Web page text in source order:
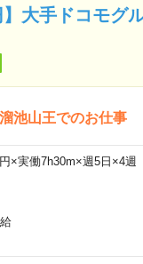
大手ドコモグ
池山王でのお仕事
×実働7h30m×週5日×4